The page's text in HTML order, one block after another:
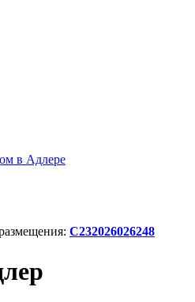
в Адлере
С232026026248